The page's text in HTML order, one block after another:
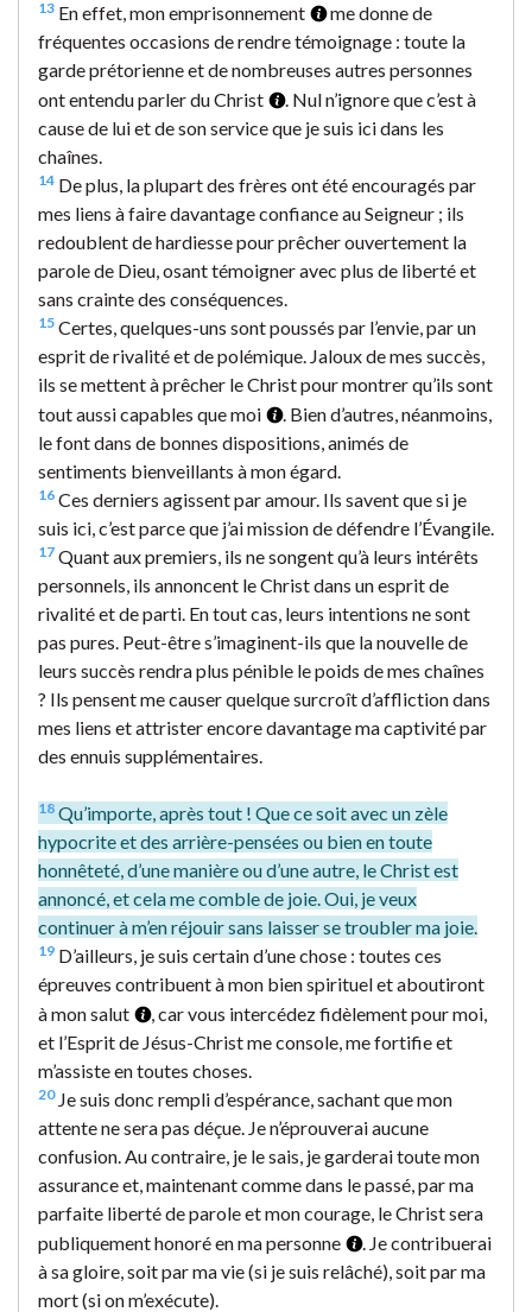
13 En effet, mon emprisonnement
me donne de
fréquentes occasions de rendre témoignage : toute la
garde prétorienne et de nombreuses autres personnes
ont entendu parler du Christ
. Nul n’ignore que c’est à
cause de lui et de son service que je suis ici dans les
chaînes.
14 De plus, la plupart des frères ont été encouragés par
mes liens à faire davantage confiance au Seigneur ; ils
redoublent de hardiesse pour prêcher ouvertement la
parole de Dieu, osant témoigner avec plus de liberté et
sans crainte des conséquences.
15 Certes, quelques-uns sont poussés par l’envie, par un
esprit de rivalité et de polémique. Jaloux de mes succès,
ils se mettent à prêcher le Christ pour montrer qu’ils sont
tout aussi capables que moi
. Bien d’autres, néanmoins,
le font dans de bonnes dispositions, animés de
sentiments bienveillants à mon égard.
16 Ces derniers agissent par amour. Ils savent que si je
suis ici, c’est parce que j’ai mission de défendre l’Évangile.
17 Quant aux premiers, ils ne songent qu’à leurs intérêts
personnels, ils annoncent le Christ dans un esprit de
rivalité et de parti. En tout cas, leurs intentions ne sont
pas pures. Peut-être s’imaginent-ils que la nouvelle de
leurs succès rendra plus pénible le poids de mes chaînes
? Ils pensent me causer quelque surcroît d’affliction dans
mes liens et attrister encore davantage ma captivité par
des ennuis supplémentaires.
18 Qu’importe, après tout ! Que ce soit avec un zèle
hypocrite et des arrière-pensées ou bien en toute
honnêteté, d’une manière ou d’une autre, le Christ est
annoncé, et cela me comble de joie. Oui, je veux
continuer à m’en réjouir sans laisser se troubler ma joie.
19 D’ailleurs, je suis certain d’une chose : toutes ces
épreuves contribuent à mon bien spirituel et aboutiront
à mon salut
, car vous intercédez fidèlement pour moi,
et l’Esprit de Jésus-Christ me console, me fortifie et
m’assiste en toutes choses.
20Je suis donc rempli d’espérance, sachant que mon
attente ne sera pas déçue. Je n’éprouverai aucune
confusion. Au contraire, je le sais, je garderai toute mon
assurance et, maintenant comme dans le passé, par ma
parfaite liberté de parole et mon courage, le Christ sera
publiquement honoré en ma personne
. Je contribuerai
à sa gloire, soit par ma vie (si je suis relâché), soit par ma
mort (si on m’exécute).